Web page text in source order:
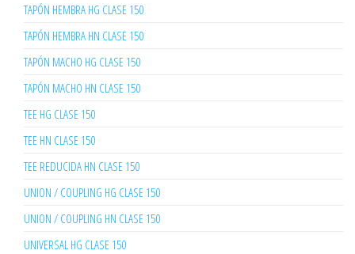
TAPÓN HEMBRA HG CLASE 150
TAPÓN HEMBRA HN CLASE 150
TAPÓN MACHO HG CLASE 150
TAPÓN MACHO HN CLASE 150
TEE HG CLASE 150
TEE HN CLASE 150
TEE REDUCIDA HN CLASE 150
UNION / COUPLING HG CLASE 150
UNION / COUPLING HN CLASE 150
UNIVERSAL HG CLASE 150